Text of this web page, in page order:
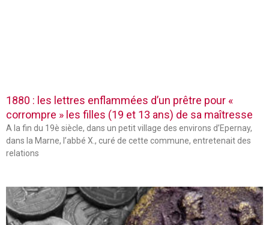
1880 : les lettres enflammées d’un prêtre pour «
corrompre » les filles (19 et 13 ans) de sa maîtresse
A la fin du 19è siècle, dans un petit village des environs d’Epernay,
dans la Marne, l’abbé X., curé de cette commune, entretenait des
relations